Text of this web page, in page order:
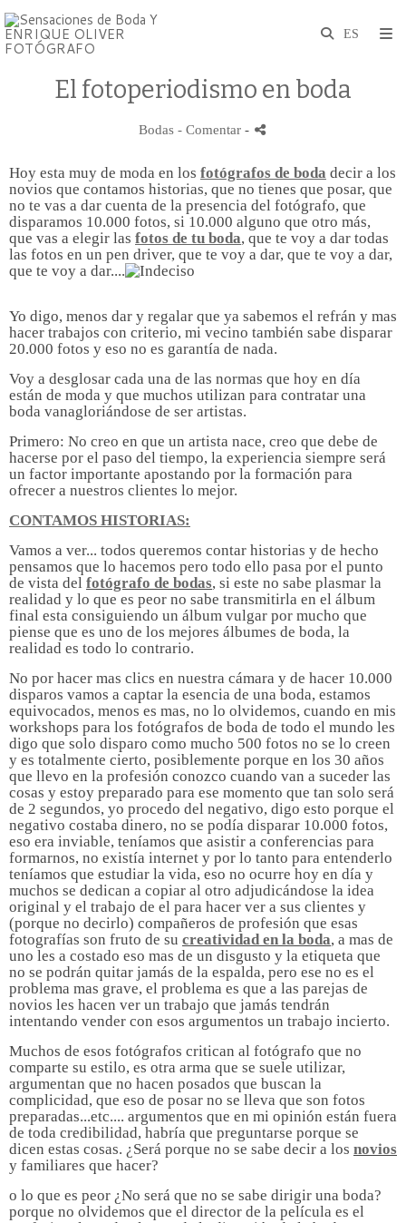
El fotoperiodismo en boda
Bodas - Comentar -
Hoy esta muy de moda en los fotógrafos de boda decir a los
novios que contamos historias, que no tienes que posar, que
no te vas a dar cuenta de la presencia del fotógrafo, que
disparamos 10.000 fotos, si 10.000 alguno que otro más,
que vas a elegir las fotos de tu boda, que te voy a dar todas
las fotos en un pen driver, que te voy a dar, que te voy a dar,
que te voy a dar....
Yo digo, menos dar y regalar que ya sabemos el refrán y mas
hacer trabajos con criterio, mi vecino también sabe disparar
20.000 fotos y eso no es garantía de nada.
Voy a desglosar cada una de las normas que hoy en día
están de moda y que muchos utilizan para contratar una
boda vanagloriándose de ser artistas.
Primero: No creo en que un artista nace, creo que debe de
hacerse por el paso del tiempo, la experiencia siempre será
un factor importante apostando por la formación para
ofrecer a nuestros clientes lo mejor.
CONTAMOS HISTORIAS:
Vamos a ver... todos queremos contar historias y de hecho
pensamos que lo hacemos pero todo ello pasa por el punto
de vista del fotógrafo de bodas, si este no sabe plasmar la
realidad y lo que es peor no sabe transmitirla en el álbum
final esta consiguiendo un álbum vulgar por mucho que
piense que es uno de los mejores álbumes de boda, la
realidad es todo lo contrario.
No por hacer mas clics en nuestra cámara y de hacer 10.000
disparos vamos a captar la esencia de una boda, estamos
equivocados, menos es mas, no lo olvidemos, cuando en mis
workshops para los fotógrafos de boda de todo el mundo les
digo que solo disparo como mucho 500 fotos no se lo creen
y es totalmente cierto, posiblemente porque en los 30 años
que llevo en la profesión conozco cuando van a suceder las
cosas y estoy preparado para ese momento que tan solo será
de 2 segundos, yo procedo del negativo, digo esto porque el
negativo costaba dinero, no se podía disparar 10.000 fotos,
eso era inviable, teníamos que asistir a conferencias para
formarnos, no existía internet y por lo tanto para entenderlo
teníamos que estudiar la vida, eso no ocurre hoy en día y
muchos se dedican a copiar al otro adjudicándose la idea
original y el trabajo de el para hacer ver a sus clientes y
(porque no decirlo) compañeros de profesión que esas
fotografías son fruto de su creatividad en la boda, a mas de
uno les a costado eso mas de un disgusto y la etiqueta que
no se podrán quitar jamás de la espalda, pero ese no es el
problema mas grave, el problema es que a las parejas de
novios les hacen ver un trabajo que jamás tendrán
intentando vender con esos argumentos un trabajo incierto.
Muchos de esos fotógrafos critican al fotógrafo que no
comparte su estilo, es otra arma que se suele utilizar,
argumentan que no hacen posados que buscan la
complicidad, que eso de posar no se lleva que son fotos
preparadas...etc.... argumentos que en mi opinión están fuera
de toda credibilidad, habría que preguntarse porque se
dicen estas cosas. ¿Será porque no se sabe decir a los novios
y familiares que hacer?
o lo que es peor ¿No será que no se sabe dirigir una boda?
porque no olvidemos que el director de la película es el